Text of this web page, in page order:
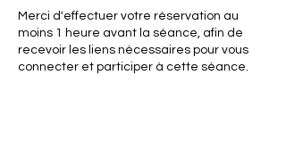
Merci d'effectuer votre réservation au
moins 1 heure avant la séance, afin de
recevoir les liens nécessaires pour vous
connecter et participer à cette séance.